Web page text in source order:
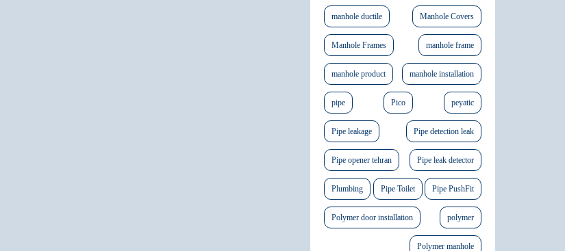
Manhole Covers
manhole ductile
manhole frame
Manhole Frames
manhole installation
manhole product
peyatic
Pico
pipe
Pipe detection leak
Pipe leakage
Pipe leak detector
Pipe opener tehran
Pipe PushFit
Pipe Toilet
Plumbing
polymer
Polymer door installation
Polymer manhole